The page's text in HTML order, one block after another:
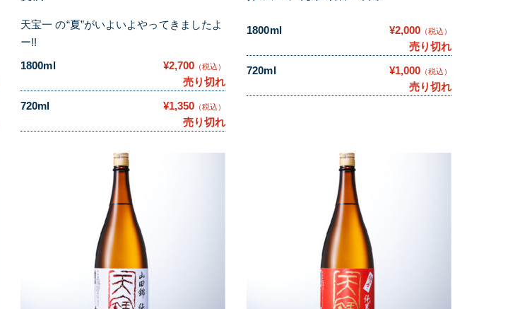
天宝一 の“夏”がいよいよやってきましたよ
ー!!
1800ml
¥2,700 （税込）
売り切れ
720ml
¥1,350 （税込）
売り切れ
1800ml ¥2,000 （税込）
売り切れ
720ml
¥1,000 （税込）
売り切れ